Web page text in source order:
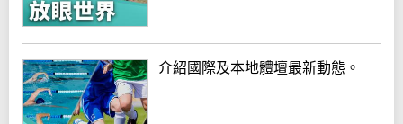
介紹國際及本地體壇最新動態。